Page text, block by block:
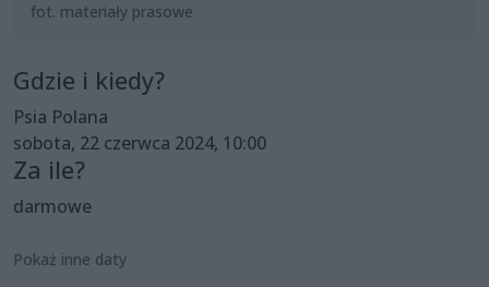
fot. materiały prasowe
Gdzie i kiedy?
Psia Polana
sobota, 22 czerwca 2024, 10:00
Za ile?
darmowe
Pokaż inne daty